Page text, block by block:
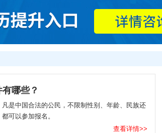
哪些？
是中国合法的公民，不限制性别、年龄、民族还
可以参加报名。
查看详情>>